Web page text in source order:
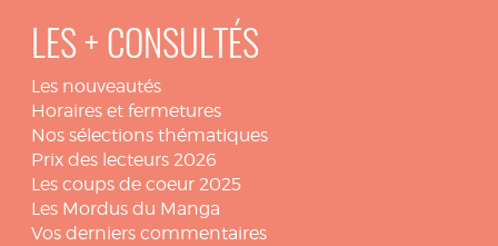
LES + CONSULTÉS
Les nouveautés
Horaires et fermetures
Nos sélections thématiques
Prix des lecteurs 2026
Les coups de coeur 2025
Les Mordus du Manga
Vos derniers commentaires